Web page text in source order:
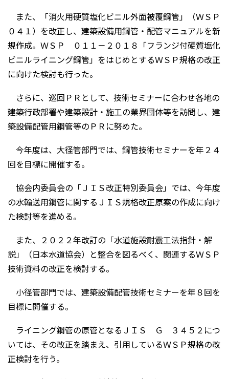
また、「消火用硬質塩化ビニル外面被覆鋼管」（ＷＳＰ
０４１）を改正し、建築設備用鋼管・配管マニュアルを新
規作成。ＷＳＰ ０１１－２０１８「フランジ付硬質塩化
ビニルライニング鋼管」をはじめとするＷＳＰ規格の改正
に向けた検討も行った。
さらに、巡回ＰＲとして、技術セミナーに合わせ各地の
建築行政部署や建築設計・施工の業界団体等を訪問し、建
築設備配管用鋼管等のＰＲに努めた。
今年度は、大径管部門では、鋼管技術セミナーを年２４
回を目標に開催する。
協会内委員会の「ＪＩＳ改正特別委員会」では、今年度
の水輸送用鋼管に関するＪＩＳ規格改正原案の作成に向け
た検討等を進める。
また、２０２２年改訂の「水道施設耐震工法指針・解
説」（日本水道協会）と整合を図るべく、関連するＷＳＰ
技術資料の改正を検討する。
小径管部門では、建築設備配管技術セミナーを年８回を
目標に開催する。
ライニング鋼管の原管となるＪＩＳ Ｇ ３４５２につ
いては、その改正を踏まえ、引用しているＷＳＰ規格の改
正検討を行う。